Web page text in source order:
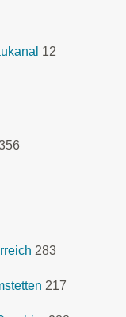
12
283
217